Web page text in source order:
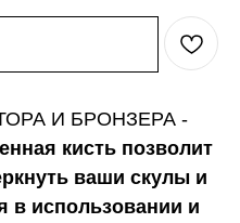
И БРОНЗЕРА -
кисть позволит
ваши скулы и
в использовании и